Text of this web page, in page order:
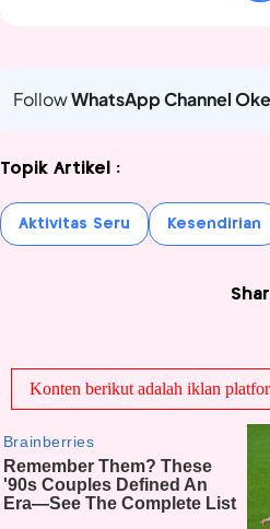
FollowWhatsApp Channel
Topik Artikel :
Aktivitas Seru Kesendirian